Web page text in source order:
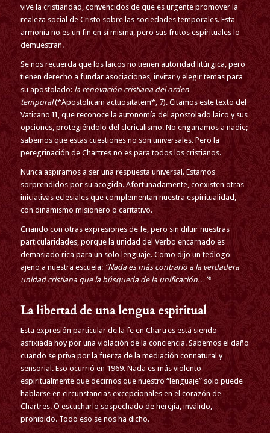
vive la cristiandad, convencidos de que es urgente promover la
realeza social de Cristo sobre las sociedades temporales. Esta
armonía no es un fin en sí misma, pero sus frutos espirituales lo
demuestran.
Se nos recuerda que los laicos no tienen autoridad litúrgica, pero
tienen derecho a fundar asociaciones, invitar y elegir temas para
su apostolado: la renovación cristiana del orden
temporal(*Apostolicam actuositatem*, 7). Citamos este texto del
Vaticano II, que reconoce la autonomía del apostolado laico y sus
opciones, protegiéndolo del clericalismo. No engañamos a nadie;
sabemos que estas cuestiones no son universales. Pero la
peregrinación de Chartres no es para todos los cristianos.
Nunca aspiramos a ser una respuesta universal. Estamos
sorprendidos por su acogida. Afortunadamente, coexisten otras
iniciativas eclesiales que complementan nuestra espiritualidad,
con dinamismo misionero o caritativo.
Criando con otras expresiones de fe, pero sin diluir nuestras
particularidades, porque la unidad del Verbo encarnado es
demasiado rica para un solo lenguaje. Como dijo un teólogo
ajeno a nuestra escuela: “Nada es más contrario a la verdadera
unidad cristiana que la búsqueda de la unificación…”³
La libertad de una lengua espiritual
Esta expresión particular de la fe en Chartres está siendo
asfixiada hoy por una violación de la conciencia. Sabemos el daño
cuando se priva por la fuerza de la mediación connatural y
sensorial. Eso ocurrió en 1969. Nada es más violento
espiritualmente que decirnos que nuestro “lenguaje” solo puede
hablarse en circunstancias excepcionales en el corazón de
Chartres. O escucharlo sospechado de herejía, inválido,
prohibido. Todo eso se nos ha dicho.